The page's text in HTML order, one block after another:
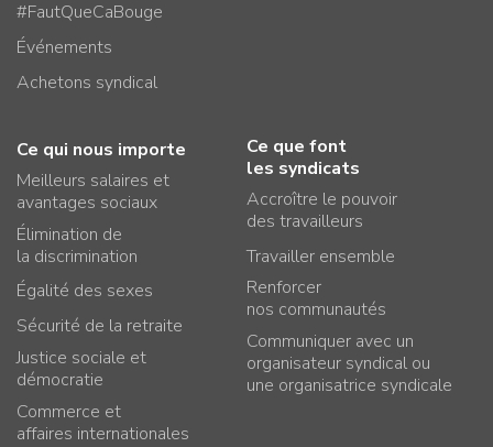
#FautQueCaBouge
Événements
Achetons syndical
Ce qui nous importe
Meilleurs salaires et
avantages sociaux
Élimination de
la discrimination
Égalité des sexes
Sécurité de la retraite
Justice sociale et
démocratie
Commerce et
affaires internationales
Ce que font
les syndicats
Accroître le pouvoir
des travailleurs
Travailler ensemble
Renforcer
nos communautés
Communiquer avec un
organisateur syndical ou
une organisatrice syndicale